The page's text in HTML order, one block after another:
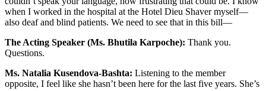
when I worked in the hospital at the Hotel Dieu Shaver myself—
also deaf and blind patients. We need to see that in this bill—
The Acting Speaker (Ms. Bhutila Karpoche): Thank you.
Questions.
Ms. Natalia Kusendova-Bashta: Listening to the member
opposite, I feel like she hasn’t been here for the last five years. She’s